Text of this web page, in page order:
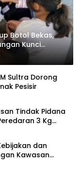
Botol Bekas,
Kunci
Sultra Dorong
Pesisir
Tindak Pidana
3 Kg
dan
Kawasan